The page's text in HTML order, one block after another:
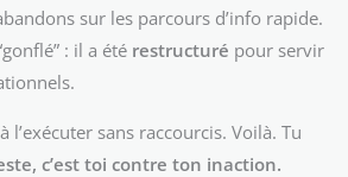
sur les parcours d’info rapide.
: il a été restructuré pour servir
l’exécuter sans raccourcis. Voilà. Tu
c’est toi contre ton inaction.